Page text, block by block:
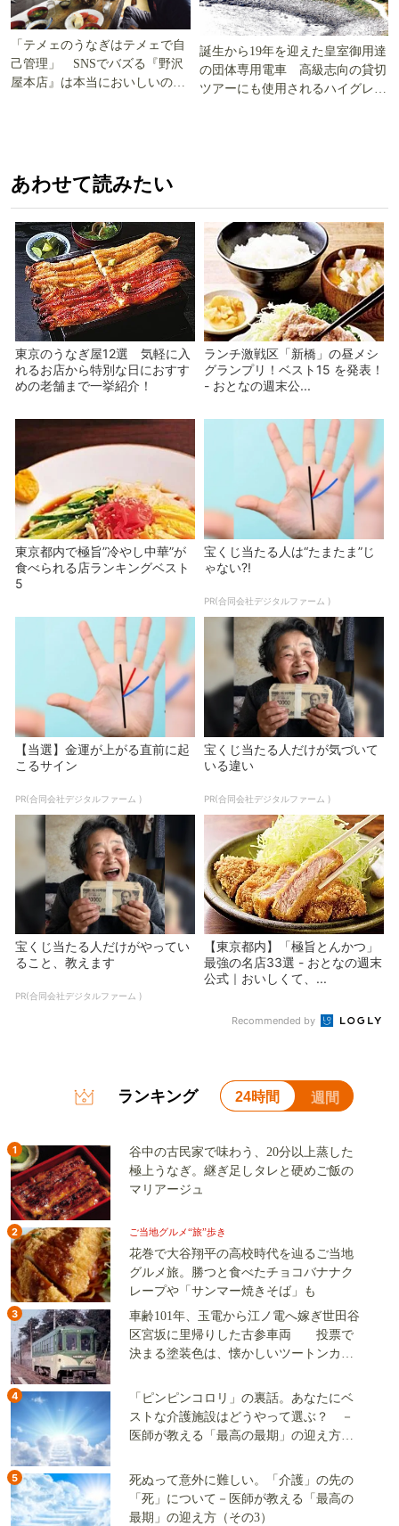
「テメェのうなぎはテメェで自
己管理」 SNSでバズる『野沢
屋本店』は本当においしいの
誕生から19年を迎えた皇室御用達
の団体専用電車 高級志向の貸切
ツアーにも使用されるハイグレー
あわせて読みたい
東京のうなぎ屋12選 気軽に入
れるお店から特別な日におすす
めの老舗まで一挙紹介！
ランチ激戦区「新橋」の昼メシ
グランプリ！ベスト15 を発表！
- おとなの週末公...
東京都内で極旨”冷やし中華”が
食べられる店ランキングベスト
5
宝くじ当たる人は“たまたま”じ
ゃない?!
PR(合同会社デジタルファーム )
【当選】金運が上がる直前に起
こるサイン
PR(合同会社デジタルファーム )
宝くじ当たる人だけが気づいて
いる違い
PR(合同会社デジタルファーム )
宝くじ当たる人だけがやってい
ること、教えます
PR(合同会社デジタルファーム )
【東京都内】「極旨とんかつ」
最強の名店33選 - おとなの週末
公式｜おいしくて、...
Recommended by
ランキング 24時間 週間
1
谷中の古民家で味わう、20分以上蒸した
極上うなぎ。継ぎ足しタレと硬めご飯の
マリアージュ
2 ご当地グルメ“旅”歩き
花巻で大谷翔平の高校時代を辿るご当地
グルメ旅。勝つと食べたチョコバナナク
レープや「サンマー焼きそば」も
3
車齢101年、玉電から江ノ電へ嫁ぎ世田谷
区宮坂に里帰りした古参車両 投票で
決まる塗装色は、懐かしいツートンカラ
4
「ピンピンコロリ」の裏話。あなたにベ
ストな介護施設はどうやって選ぶ？ －
医師が教える「最高の最期」の迎え方
5
死ぬって意外に難しい。「介護」の先の
「死」について－医師が教える「最高の
最期」の迎え方（その3）